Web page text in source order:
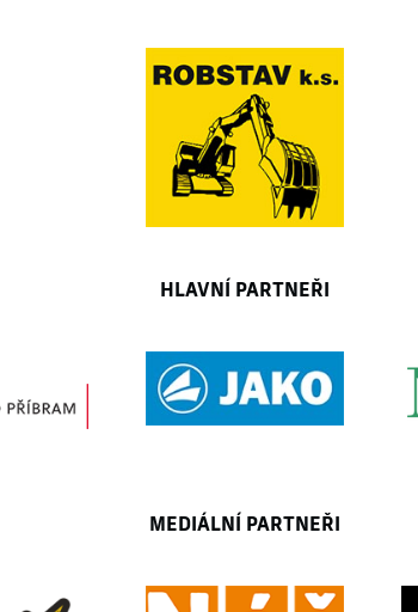
HLAVNÍ PARTNEŘI
MEDIÁLNÍ PARTNEŘI